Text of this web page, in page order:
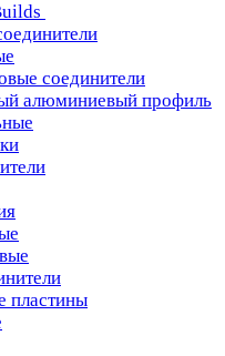
соединители
алюминиевый профиль
пластины